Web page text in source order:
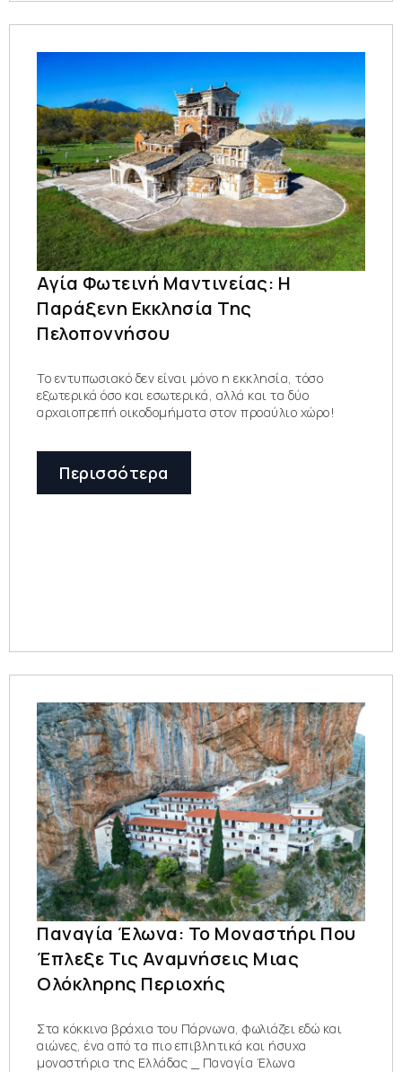
Αγία Φωτεινή Μαντινείας: Η
Παράξενη Εκκλησία Της
Πελοποννήσου
Το εντυπωσιακό δεν είναι μόνο η εκκλησία, τόσο
εξωτερικά όσο και εσωτερικά, αλλά και τα δύο
αρχαιοπρεπή οικοδομήματα στον προαύλιο χώρο!
Περισσότερα
Παναγία Έλωνα: Το Μοναστήρι Που
Έπλεξε Τις Αναμνήσεις Μιας
Ολόκληρης Περιοχής
Στα κόκκινα βράχια του Πάρνωνα, φωλιάζει εδώ και
αιώνες, ένα από τα πιο επιβλητικά και ήσυχα
μοναστήρια της Ελλάδας _ Παναγία Έλωνα